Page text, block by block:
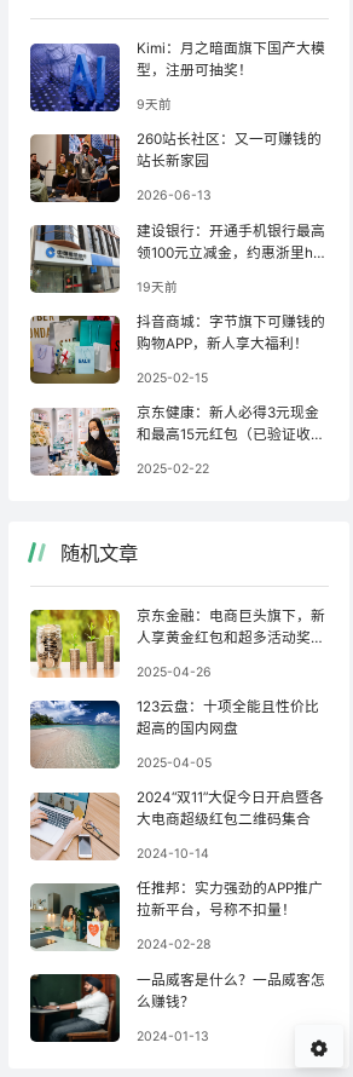
各大电商超级红包(补
贴)二维码集合
2025年12月08日 792
优惠活动
Kimi：月之暗面旗下国产大模
型，注册可抽奖！
9天前
260站长社区：又一可赚钱的
站长新家园
2026-06-13
建设银行：开通手机银行最高
领100元立减金，约惠浙里ha
19天前
抖音商城：字节旗下可赚钱的
购物APP，新人享大福利！
2025-02-15
京东健康：新人必得3元现金
和最高15元红包（已验证收
2025-02-22
随机文章
京东金融：电商巨头旗下，新
人享黄金红包和超多活动奖
2025-04-26
123云盘：十项全能且性价比
超高的国内网盘
2025-04-05
2024“双11”大促今日开启暨各
大电商超级红包二维码集合
2024-10-14
任推邦：实力强劲的APP推广
拉新平台，号称不扣量！
2024-02-28
一品威客是什么？一品威客怎
么赚钱？
2024-01-13